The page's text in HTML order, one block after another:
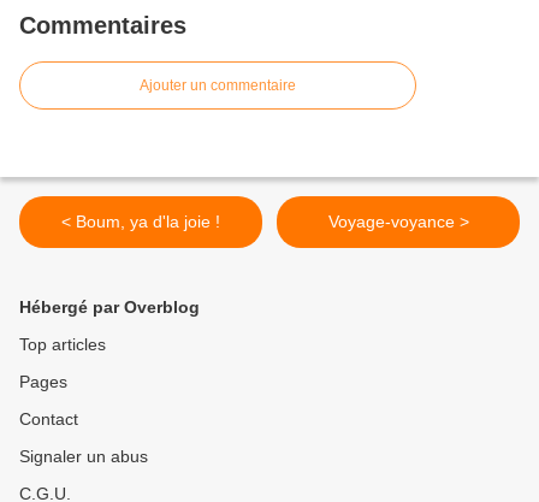
Commentaires
Ajouter un commentaire
< Boum, ya d'la joie ! Voyage-voyance >
Hébergé par Overblog
Top articles
Pages
Contact
Signaler un abus
C.G.U.